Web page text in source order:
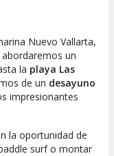
Nuevo Vallarta,
un
la playa Las
de un desayuno
impresionantes
la oportunidad de
surf o montar